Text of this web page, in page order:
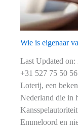
Wie is eigenaar
Last Updated
+31 527 75 50
Loterij, een
Nederland die in
Emmeloord en